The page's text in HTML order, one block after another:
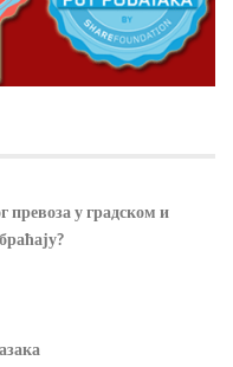
превоза у градском и